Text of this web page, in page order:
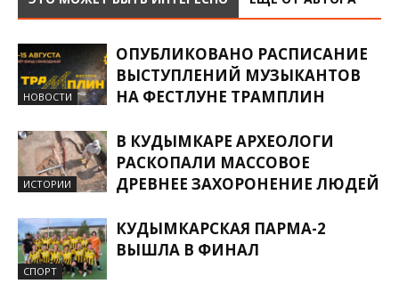
НОВОСТИ
ОПУБЛИКОВАНО РАСПИСАНИЕ
ВЫСТУПЛЕНИЙ МУЗЫКАНТОВ
НА ФЕСТЛУНЕ ТРАМПЛИН
ИСТОРИИ
В КУДЫМКАРЕ АРХЕОЛОГИ
РАСКОПАЛИ МАССОВОЕ
ДРЕВНЕЕ ЗАХОРОНЕНИЕ ЛЮДЕЙ
СПОРТ
КУДЫМКАРСКАЯ ПАРМА-2
ВЫШЛА В ФИНАЛ